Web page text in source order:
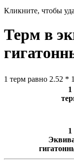
Кликните, чтобы
Терм в
1 терм равно 2.52 *
1
1